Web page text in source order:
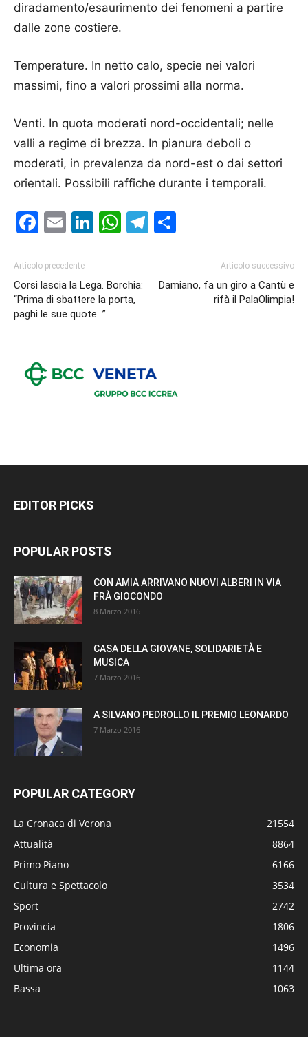
diradamento/esaurimento dei fenomeni a partire
dalle zone costiere.
Temperature. In netto calo, specie nei valori
massimi, fino a valori prossimi alla norma.
Venti. In quota moderati nord-occidentali; nelle
valli a regime di brezza. In pianura deboli o
moderati, in prevalenza da nord-est o dai settori
orientali. Possibili raffiche durante i temporali.
Facebook
EmailLinkedIn
WhatsApp
Telegram
Articolo precedente
Corsi lascia la Lega. Borchia:
“Prima di sbattere la porta,
paghi le sue quote…”
Articolo successivo
Damiano, fa un giro a Cantù e
rifà il PalaOlimpia!
EDITOR PICKS
POPULAR POSTS
CON AMIA ARRIVANO NUOVI ALBERI IN VIA
FRÀ GIOCONDO
8 Marzo 2016
CASA DELLA GIOVANE, SOLIDARIETÀ E
MUSICA
7 Marzo 2016
A SILVANO PEDROLLO IL PREMIO LEONARDO
7 Marzo 2016
POPULAR CATEGORY
La Cronaca di Verona
21554
Attualità
8864
Primo Piano
6166
Cultura e Spettacolo
3534
Sport
2742
Provincia
1806
Economia
1496
Ultima ora
1144
Bassa
1063